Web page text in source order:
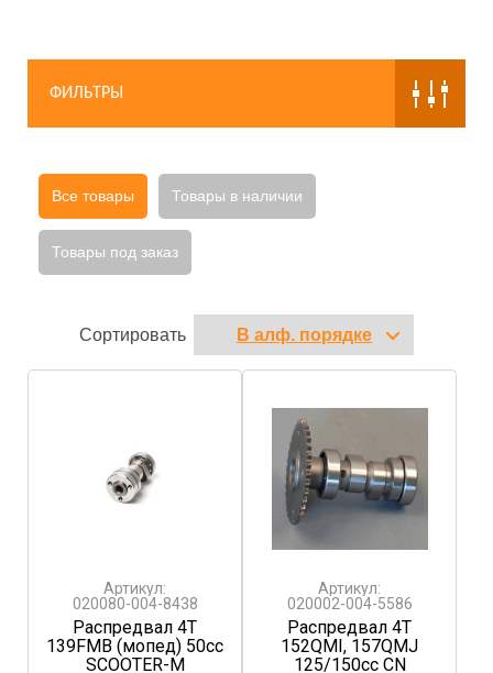
ФИЛЬТРЫ
Все товары Товары в наличии
Товары под заказ
Сортировать
Артикул:
020080-004-8438
Распредвал 4T
139FMB (мопед) 50сс
SCOOTER-M
Артикул:
020002-004-5586
Распредвал 4T
152QMI, 157QMJ
125/150сс CN